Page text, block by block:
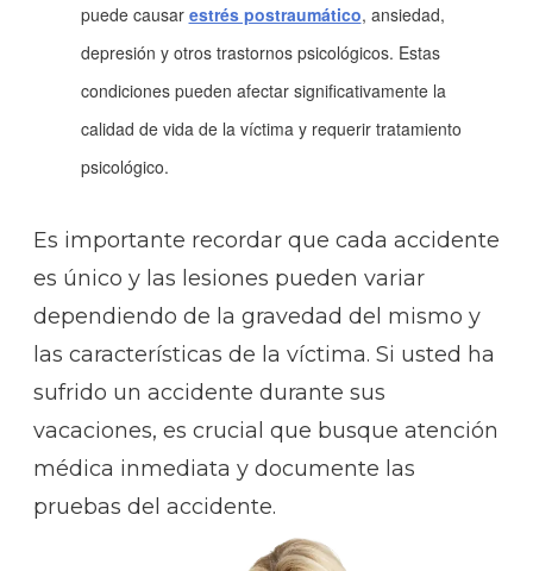
puede causar estrés postraumático, ansiedad,
depresión y otros trastornos psicológicos. Estas
condiciones pueden afectar significativamente la
calidad de vida de la víctima y requerir tratamiento
psicológico.
Es importante recordar que cada accidente
es único y las lesiones pueden variar
dependiendo de la gravedad del mismo y
las características de la víctima. Si usted ha
sufrido un accidente durante sus
vacaciones, es crucial que busque atención
médica inmediata y documente las
pruebas del accidente.